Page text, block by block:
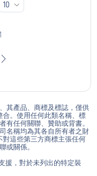
10
其產品、商標及標誌，僅供
合。使用任何此類名稱、標
有任何關聯、贊助或背書。
名稱均為其各自所有者之財
對這些第三方商標主張任何
或關係。
援，對於未列出的特定裝